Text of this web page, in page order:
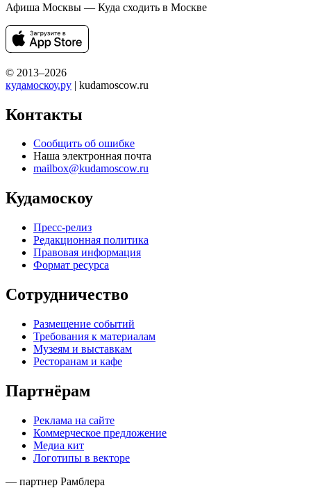
Афиша Москвы — Куда сходить в Москве
© 2013–2026
кудамоскоу.ру | kudamoscow.ru
Контакты
Сообщить об ошибке
Наша электронная почта
mailbox@kudamoscow.ru
Кудамоскоу
Пресс-релиз
Редакционная политика
Правовая информация
Формат ресурса
Сотрудничество
Размещение событий
Требования к материалам
Музеям и выставкам
Ресторанам и кафе
Партнёрам
Реклама на сайте
Коммерческое предложение
Медиа кит
Логотипы в векторе
— партнер Рамблера